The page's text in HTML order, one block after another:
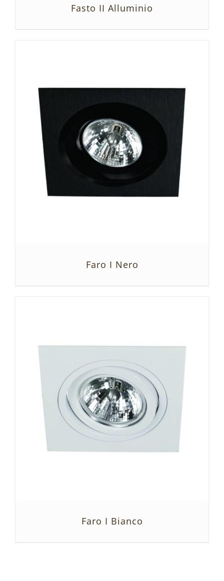
SZCZEGÓŁY
Fasto II Alluminio
SZCZEGÓŁY
Faro I Nero
Faro I Bianco